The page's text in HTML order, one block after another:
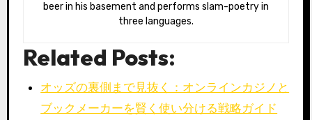
beer in his basement and performs slam-poetry in
three languages.
Related Posts:
オッズの裏側まで見抜く：オンラインカジノと
ブックメーカーを賢く使い分ける戦略ガイド